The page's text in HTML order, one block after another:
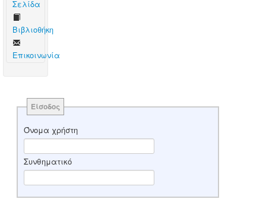
Σελίδα
Βιβλιοθήκη
Επικοινωνία
Είσοδος
Όνομα χρήστη
Συνθηματικό